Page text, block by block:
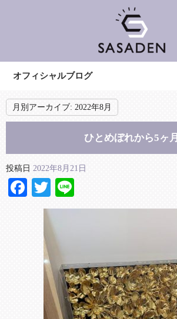
オフィシャルブログ
月別アーカイブ: 2022年8月
ひとめぼれから5ヶ月
投稿日 2022年8月21日
Facebook
Twitter